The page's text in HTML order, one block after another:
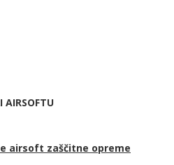
AIRSOFTU
airsoft zaščitne opreme